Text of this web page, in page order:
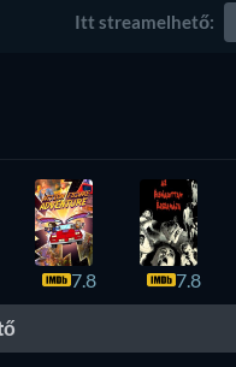
Itt streamelhető:
7.8 7.8